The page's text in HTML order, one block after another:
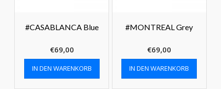
#CASABLANCA Blue
€69,00
IN DEN WARENKORB
#MONTREAL Grey
€69,00
IN DEN WARENKORB